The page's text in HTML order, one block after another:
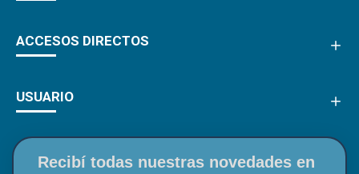
ACCESOS DIRECTOS
USUARIO
Recibí todas nuestras novedades en